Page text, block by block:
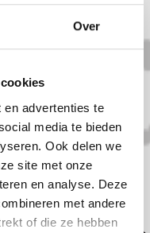
Over
en advertenties te
media te bieden
Ook delen we
site met onze
en analyse. Deze
met andere
of die ze hebben
De Leeuw
ook
Hulshorst of